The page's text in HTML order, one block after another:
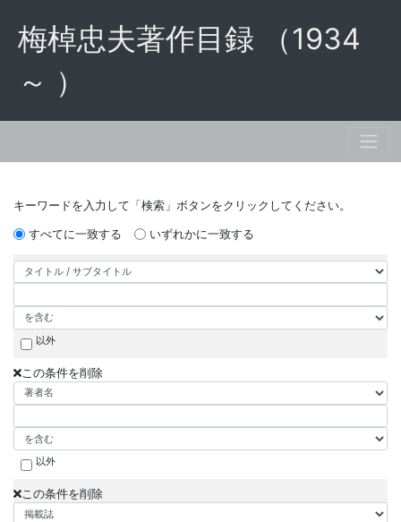
梅棹忠夫著作目録 （1934
～ ）
キーワードを入力して「検索」ボタンをクリックしてください。
すべてに一致する
いずれかに一致する
以外
この条件を削除
以外
この条件を削除